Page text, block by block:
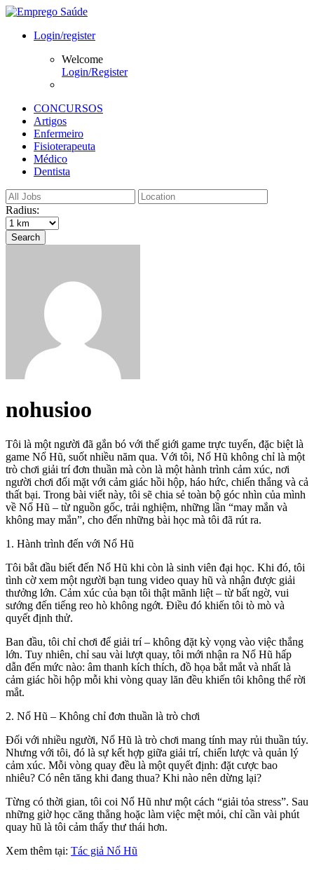
Login/register
Welcome
Login/Register
CONCURSOS
Artigos
Enfermeiro
Fisioterapeuta
Médico
Dentista
Radius:
Search
nohusioo
Tôi là một người đã gắn bó với thế giới game trực tuyến, đặc biệt là
game Nổ Hũ, suốt nhiều năm qua. Với tôi, Nổ Hũ không chỉ là một
trò chơi giải trí đơn thuần mà còn là một hành trình cảm xúc, nơi
người chơi đối mặt với cảm giác hồi hộp, háo hức, chiến thắng và cả
thất bại. Trong bài viết này, tôi sẽ chia sẻ toàn bộ góc nhìn của mình
về Nổ Hũ – từ nguồn gốc, trải nghiệm, những lần “may mắn và
không may mắn”, cho đến những bài học mà tôi đã rút ra.
1. Hành trình đến với Nổ Hũ
Tôi bắt đầu biết đến Nổ Hũ khi còn là sinh viên đại học. Khi đó, tôi
tình cờ xem một người bạn tung video quay hũ và nhận được giải
thưởng lớn. Cảm xúc của bạn tôi thật mãnh liệt – từ bất ngờ, vui
sướng đến tiếng reo hò không ngớt. Điều đó khiến tôi tò mò và
quyết định thử.
Ban đầu, tôi chỉ chơi để giải trí – không đặt kỳ vọng vào việc thắng
lớn. Tuy nhiên, chỉ sau vài lượt quay, tôi mới nhận ra Nổ Hũ hấp
dẫn đến mức nào: âm thanh kích thích, đồ họa bắt mắt và nhất là
cảm giác hồi hộp mỗi khi vòng quay lăn đều khiến tôi không thể rời
mắt.
2. Nổ Hũ – Không chỉ đơn thuần là trò chơi
Đối với nhiều người, Nổ Hũ là trò chơi mang tính may rủi thuần túy.
Nhưng với tôi, đó là sự kết hợp giữa giải trí, chiến lược và quản lý
cảm xúc. Mỗi vòng quay đều là một quyết định: đặt cược bao
nhiêu? Có nên tăng khi đang thua? Khi nào nên dừng lại?
Từng có thời gian, tôi coi Nổ Hũ như một cách “giải tỏa stress”. Sau
những giờ học căng thẳng hoặc làm việc mệt mỏi, chỉ cần vài phút
quay hũ là tôi cảm thấy thư thái hơn.
Xem thêm tại: Tác giả Nổ Hũ